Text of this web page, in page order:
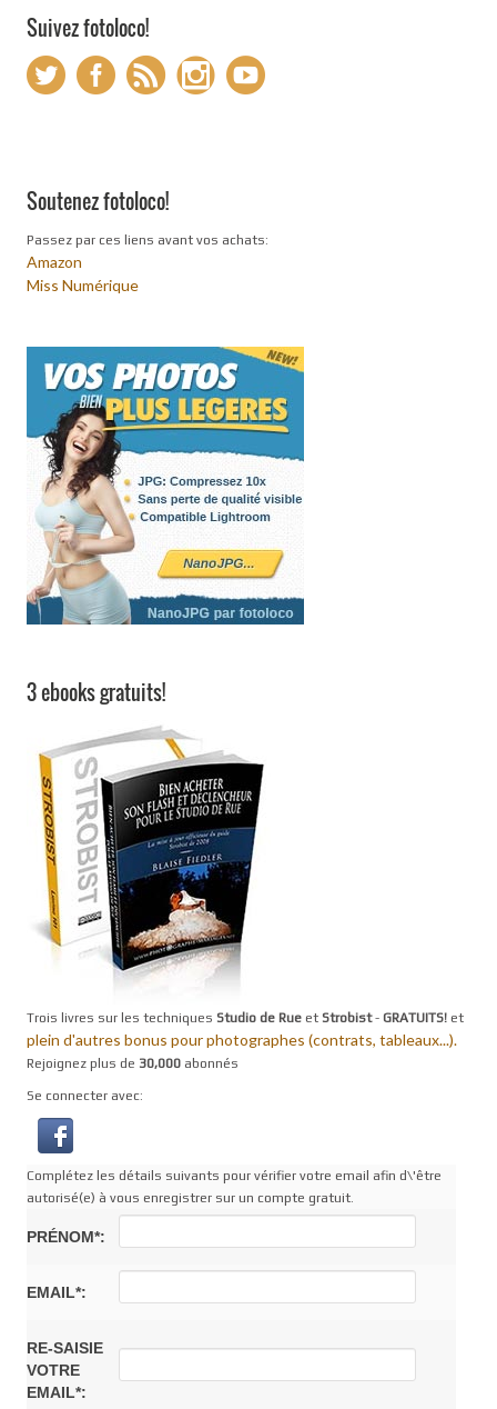
Suivez fotoloco!
Soutenez fotoloco!
Passez par ces liens avant vos achats:
Amazon
Miss Numérique
3 ebooks gratuits!
Trois livres sur les techniques Studio de Rue et Strobist- GRATUITS! et
plein d'autres bonus pour photographes (contrats, tableaux...).
Rejoignez plus de 30,000 abonnés
Se connecter avec:
Complétez les détails suivants pour vérifier votre email afin d\'être
autorisé(e) à vous enregistrer sur un compte gratuit.
PRÉNOM*:
EMAIL*:
RE-SAISIE
VOTRE
EMAIL*: